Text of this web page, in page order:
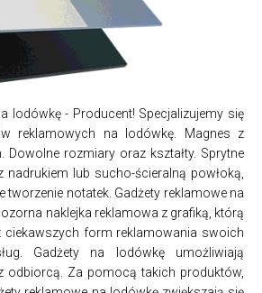
lodówkę - Producent! Specjalizujemy się
reklamowych na lodówkę. Magnes z
Dowolne rozmiary oraz kształty. Sprytne
nadrukiem lub sucho-ścieralną powłoką,
tworzenie notatek. Gadżety reklamowe na
naklejka reklamowa z grafiką, którą
ciekawszych form reklamowania swoich
Gadżety na lodówkę umożliwiają
odbiorcą. Za pomocą takich produktów,